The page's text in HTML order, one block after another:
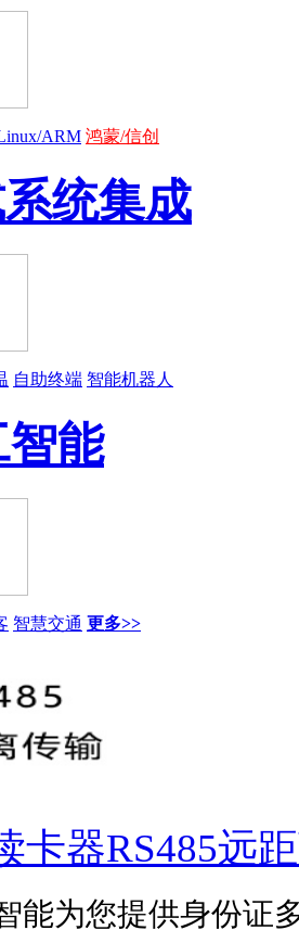
ARM 鸿蒙/信创
统集成
自助终端 智能机器人
能
智慧交通 更多>>
卡器RS485远
能为您提供身份证